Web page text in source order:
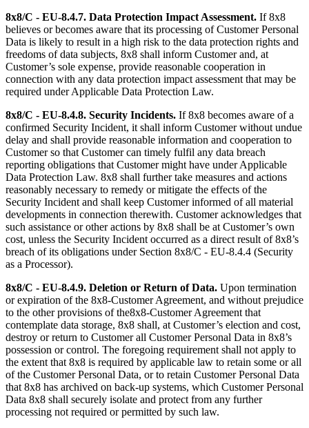
8x8/C - EU-8.4.7. Data Protection Impact Assessment. If 8x8
believes or becomes aware that its processing of Customer Personal
Data is likely to result in a high risk to the data protection rights and
freedoms of data subjects, 8x8 shall inform Customer and, at
Customer’s sole expense, provide reasonable cooperation in
connection with any data protection impact assessment that may be
required under Applicable Data Protection Law.
8x8/C - EU-8.4.8. Security Incidents. If 8x8 becomes aware of a
confirmed Security Incident, it shall inform Customer without undue
delay and shall provide reasonable information and cooperation to
Customer so that Customer can timely fulfil any data breach
reporting obligations that Customer might have under Applicable
Data Protection Law. 8x8 shall further take measures and actions
reasonably necessary to remedy or mitigate the effects of the
Security Incident and shall keep Customer informed of all material
developments in connection therewith. Customer acknowledges that
such assistance or other actions by 8x8 shall be at Customer’s own
cost, unless the Security Incident occurred as a direct result of 8x8’s
breach of its obligations under Section 8x8/C - EU-8.4.4 (Security
as a Processor).
8x8/C - EU-8.4.9. Deletion or Return of Data. Upon termination
or expiration of the 8x8-Customer Agreement, and without prejudice
to the other provisions of the8x8-Customer Agreement that
contemplate data storage, 8x8 shall, at Customer’s election and cost,
destroy or return to Customer all Customer Personal Data in 8x8’s
possession or control. The foregoing requirement shall not apply to
the extent that 8x8 is required by applicable law to retain some or all
of the Customer Personal Data, or to retain Customer Personal Data
that 8x8 has archived on back-up systems, which Customer Personal
Data 8x8 shall securely isolate and protect from any further
processing not required or permitted by such law.